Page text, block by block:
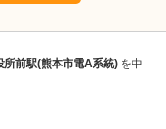
所前駅(熊本市電A系統) を中